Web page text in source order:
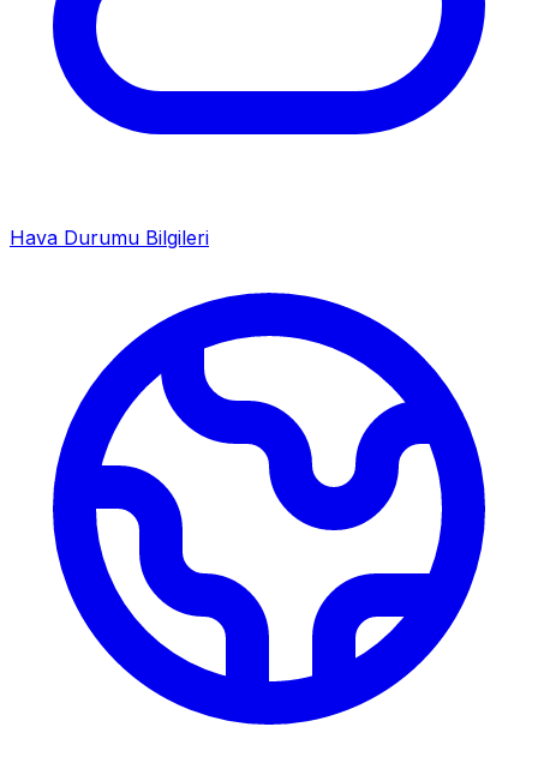
Hava Durumu Bilgileri